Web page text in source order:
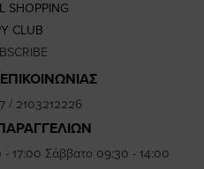
SHOPPING
CLUB
/ 2103212226
17:00 Σάββατο 09:30 - 14:00